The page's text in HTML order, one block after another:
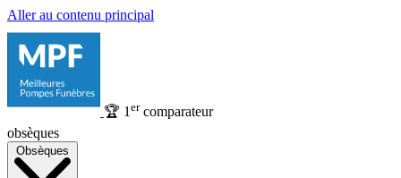
Aller au contenu principal
🏆 1 ercomparateur
obsèques
Obsèques